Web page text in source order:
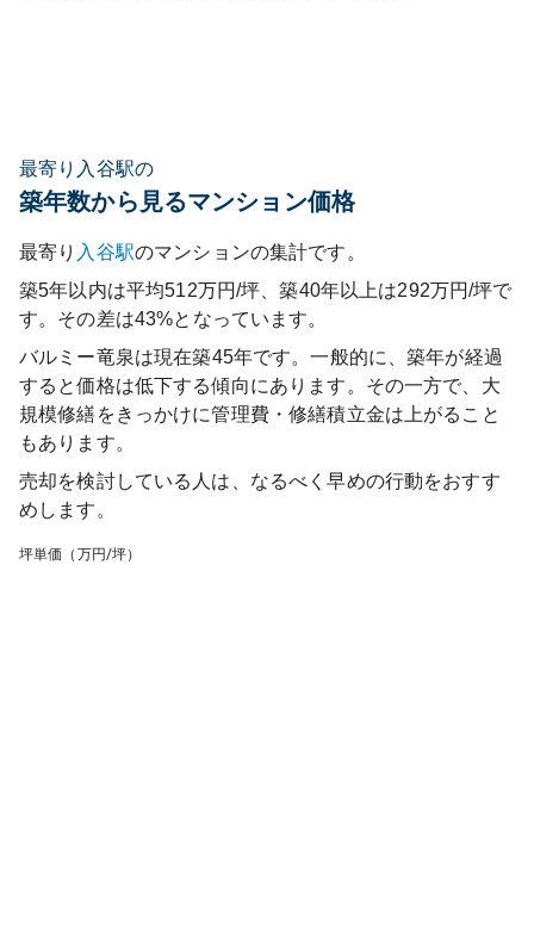
最寄り入谷駅の
築年数から見るマンション価格
最寄り 入谷駅のマンションの集計です。
築5年以内は平均512万円/坪、築40年以上は292万円/坪で
す。その差は43%となっています。
バルミー竜泉は現在築45年です。一般的に、築年が経過
すると価格は低下する傾向にあります。その一方で、大
規模修繕をきっかけに管理費・修繕積立金は上がること
もあります。
売却を検討している人は、なるべく早めの行動をおすす
めします。
坪単価（万円/坪）